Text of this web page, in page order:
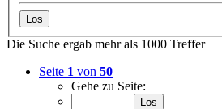
Die Suche ergab mehr als 1000 Treffer
Seite 1 von 50
Gehe zu Seite: